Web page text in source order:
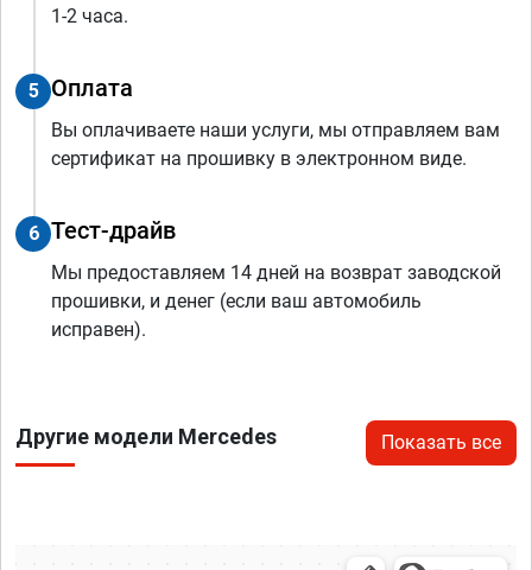
1-2 часа.
5 Оплата
Вы оплачиваете наши услуги, мы отправляем вам
сертификат на прошивку в электронном виде.
6 Тест-драйв
Мы предоставляем 14 дней на возврат заводской
прошивки, и денег (если ваш автомобиль
исправен).
Другие модели Mercedes Показать все